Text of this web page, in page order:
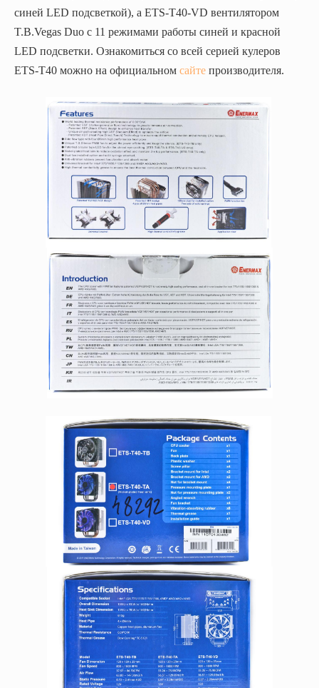
синей LED подсветкой), а ETS-T40-VD вентилятором
T.B.Vegas Duo с 11 режимами работы синей и красной
LED подсветки. Ознакомиться со всей серией кулеров
ETS-T40 можно на официальном сайте производителя.